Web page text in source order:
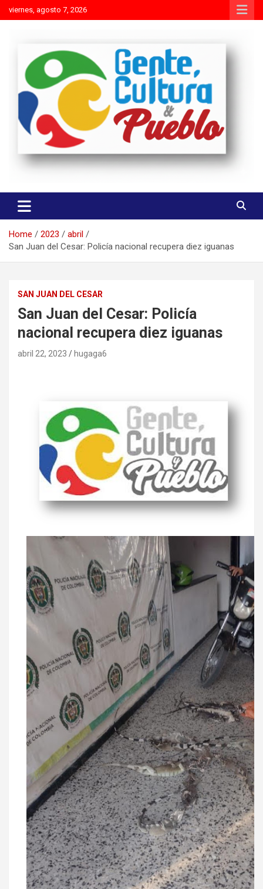
Skip
to
viernes, agosto 7, 2026
Gente Cultura y Pueblo
Home 2023
abril
San Juan del Cesar: Policía nacional recupera diez iguanas
SAN JUAN DEL CESAR
San Juan del Cesar: Policía
nacional recupera diez iguanas
abril 22, 2023 hugaga6